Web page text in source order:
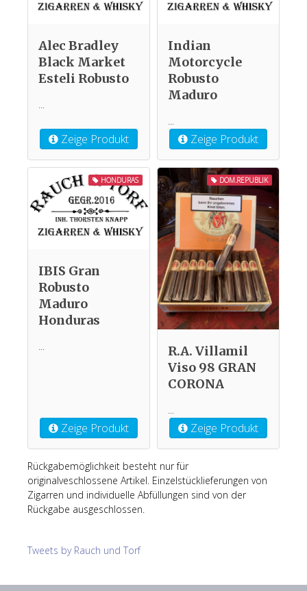
Alec Bradley
Black Market
Esteli Robusto
...
Zeige Produkt
Indian
Motorcycle
Robusto
Maduro
...
Zeige Produkt
HONDURAS
IBIS Gran
Robusto
Maduro
Honduras
...
Zeige Produkt
DOM.REPUBLIK
R.A. Villamil
Viso 98 GRAN
CORONA
...
Zeige Produkt
Rückgabemöglichkeit besteht nur für
originalveschlossene Artikel. Einzelstücklieferungen von
Zigarren und individuelle Abfüllungen sind von der
Rückgabe ausgeschlossen.
Tweets by Rauch und Torf